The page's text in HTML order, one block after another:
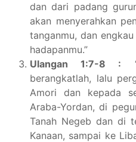
dan dari padang
akan menyerahkan
tanganmu, dan
hadapanmu.”
Ulangan 1:7-8 :
berangkatlah, lalu
Amori dan kepada
Araba-Yordan, di
Tanah Negeb dan di
Kanaan, sampai ke